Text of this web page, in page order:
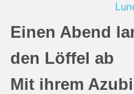
Einen Abend
den Löffel ab
Mit ihrem